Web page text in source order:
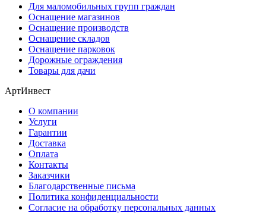
Для маломобильных групп граждан
Оснащение магазинов
Оснащение производств
Оснащение складов
Оснащение парковок
Дорожные ограждения
Товары для дачи
АртИнвест
О компании
Услуги
Гарантии
Доставка
Оплата
Контакты
Заказчики
Благодарственные письма
Политика конфиденциальности
Согласие на обработку персональных данных